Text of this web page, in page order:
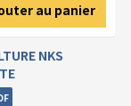
au panier
NKS